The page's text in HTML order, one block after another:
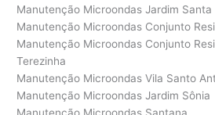
Manutenção Microondas Jardim Santa
Manutenção Microondas Conjunto
Manutenção Microondas Conjunto
Terezinha
Manutenção Microondas Vila Santo
Manutenção Microondas Jardim Sônia